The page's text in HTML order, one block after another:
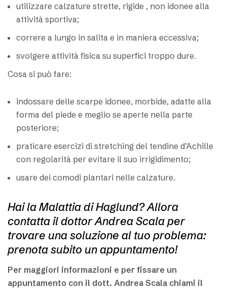
utilizzare calzature strette, rigide , non idonee alla
attività sportiva;
correre a lungo in salita e in maniera eccessiva;
svolgere attività fisica su superfici troppo dure.
Cosa si può fare:
indossare delle scarpe idonee, morbide, adatte alla
forma del piede e meglio se aperte nella parte
posteriore;
praticare esercizi di stretching del tendine d’Achille
con regolarità per evitare il suo irrigidimento;
usare dei comodi plantari nelle calzature.
Hai la Malattia di Haglund? Allora
contatta il dottor Andrea Scala per
trovare una soluzione al tuo problema:
prenota subito un appuntamento!
Per maggiori informazioni e per fissare un
appuntamento con il dott. Andrea Scala chiami il